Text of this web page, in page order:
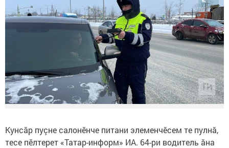
Кунсăр пуçне салонӗнче питани элеменчӗсем те пулнă,
тесе пӗлтерет «Татар-информ» ИА. 64-ри водитель ăна